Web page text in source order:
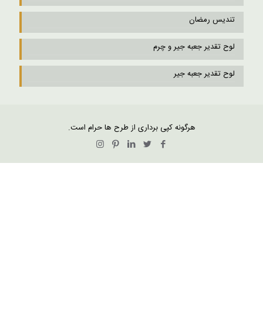
تندیس رمضان
لوح تقدیر جعبه جیر و چرم
لوح تقدیر جعبه جیر
هرگونه کپی برداری از طرح ها حرام است.